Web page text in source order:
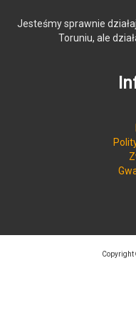
Jesteśmy sprawnie
Toruniu, ale
Copyright